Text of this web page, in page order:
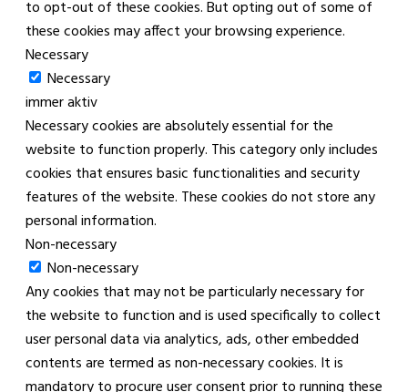
to opt-out of these cookies. But opting out of some of
these cookies may affect your browsing experience.
Necessary
Necessary
immer aktiv
Necessary cookies are absolutely essential for the
website to function properly. This category only includes
cookies that ensures basic functionalities and security
features of the website. These cookies do not store any
personal information.
Non-necessary
Non-necessary
Any cookies that may not be particularly necessary for
the website to function and is used specifically to collect
user personal data via analytics, ads, other embedded
contents are termed as non-necessary cookies. It is
mandatory to procure user consent prior to running these